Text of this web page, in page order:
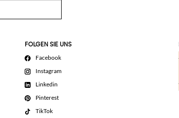
FOLGEN SIE UNS
Facebook
Instagram
Linkedin
Pinterest
TikTok